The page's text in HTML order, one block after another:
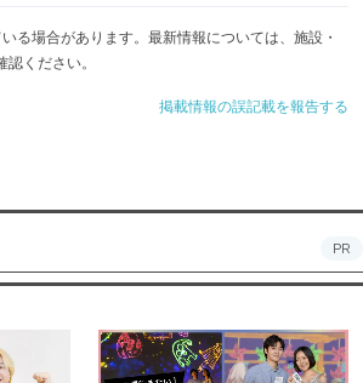
る場合があります。最新情報については、施設・
ください。
掲載情報の誤記載を報告する
PR